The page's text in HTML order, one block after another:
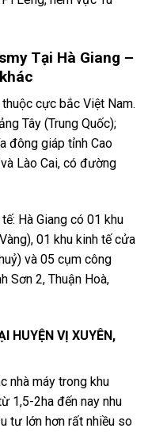
Tại Hà Giang –
cực bắc Việt Nam.
Tây (Trung Quốc);
đông giáp tỉnh Cao
Lào Cai, có đường
Hà Giang có 01 khu
01 khu kinh tế cửa
và 05 cụm công
Sơn 2, Thuận Hoà,
HUYỆN VỊ XUYÊN,
nhà máy trong khu
1,5-2ha đến nay nhu
tư lớn hơn rất nhiều so